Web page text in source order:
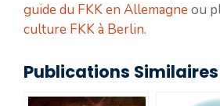
guide du FKK en Allemagne ou
culture FKK à Berlin.
Publications Similaires